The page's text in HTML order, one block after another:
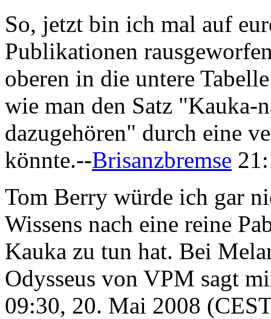
So, jetzt bin ich mal auf
Publikationen
oberen in die untere
wie man den Satz "Kauka-
dazugehören" durch eine
könnte.--Brisanzbremse
Tom Berry würde ich gar
Wissens nach eine reine
Kauka zu tun hat. Bei
Odysseus von VPM sagt
09:30, 20. Mai 2008